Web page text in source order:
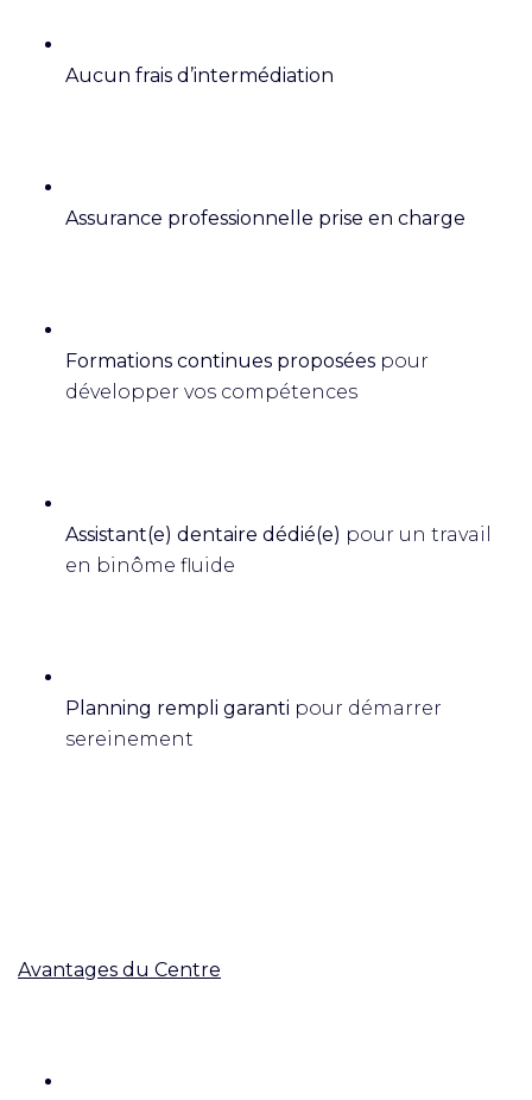
Aucun frais d’intermédiation
Assurance professionnelle prise en charge
Formations continues proposées pour
développer vos compétences
Assistant(e) dentaire dédié(e) pour un travail
en binôme fluide
Planning rempli garanti pour démarrer
sereinement
Avantages du Centre